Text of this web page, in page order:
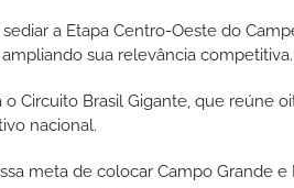
a Etapa Centro-Oeste do
sua relevância competitiva.
Circuito Brasil Gigante, que reúne
nacional.
meta de colocar Campo Grande